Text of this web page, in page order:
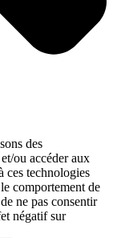
des
ou accéder aux
ces technologies
comportement de
ne pas consentir
négatif sur